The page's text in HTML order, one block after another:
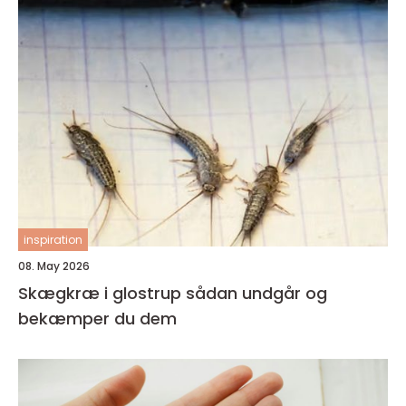
inspiration
08. May 2026
Skægkræ i glostrup sådan undgår og
bekæmper du dem